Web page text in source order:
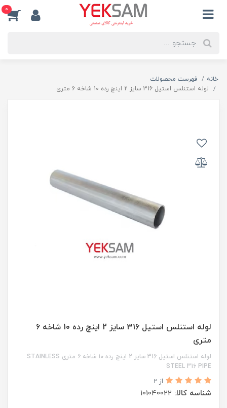
0
خانه
فهرست محصولات
لوله استنلس استیل 316 سایز 2 اینچ رده 10 شاخه ۶ متری
لوله استنلس استیل 316 سایز 2 اینچ رده 10 شاخه ۶
متری
لوله استنلس استیل 316 سایز 2 اینچ رده 10 شاخه ۶ متری STAINLESS
STEEL 316 PIPE
از 2
شناسه کالا: 101040022